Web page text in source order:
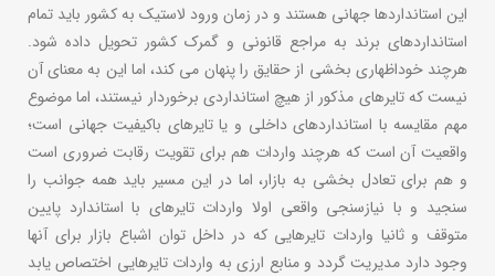
این استانداردها جهانی هستند و در زمان ورود لاستیک به کشور باید تمام
استانداردهای برند به مراجع قانونی و گمرک کشور تحویل داده شود.
هرچند خوداظهاری بخشی از حقایق را پنهان می کند، اما این به معنای آن
نیست که تایرهای مذکور از هیچ استانداردی برخوردار نیستند، اما موضوع
مهم مقایسه با استانداردهای داخلی و یا تایرهای باکیفیت جهانی است؛
واقعیت آن است که هرچند واردات هم برای تقویت رقابت ضروری است
و هم برای تعادل بخشی به بازار، اما در این مسیر باید همه جوانب را
سنجید و با نیازسنجی واقعی اولا واردات تایرهای با استاندارد پایین
متوقف و ثانیا واردات تایرهایی که در داخل توان اشباع بازار برای آنها
وجود دارد مدیریت گردد و منابع ارزی به واردات تایرهایی اختصاص یابد